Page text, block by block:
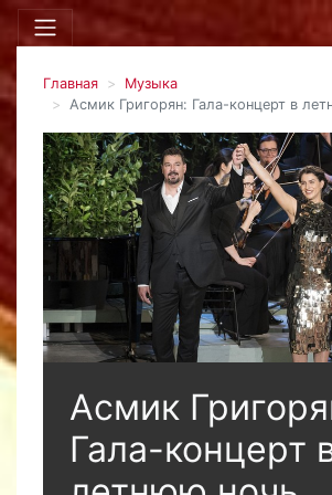
Главная
Музыка
Асмик Григорян: Гала-концерт в
Асмик
Гала-концерт